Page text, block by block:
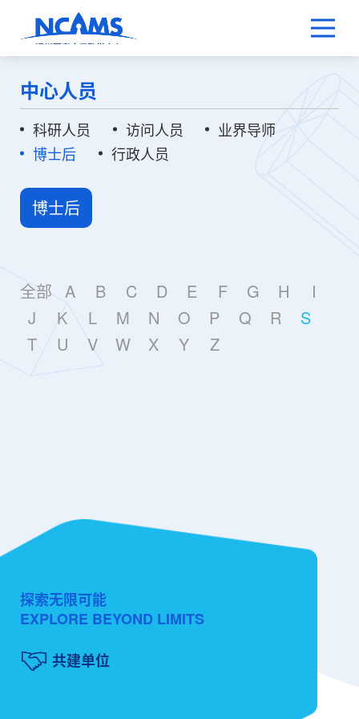
中心人员
科研人员 访问人员
业界导师
博士后
行政人员
博士后
全部 A B C D E F G H
I
J
K L M N O P Q R
S
T
U V W X Y Z
探索无限可能
EXPLORE BEYOND LIMITS
共建单位